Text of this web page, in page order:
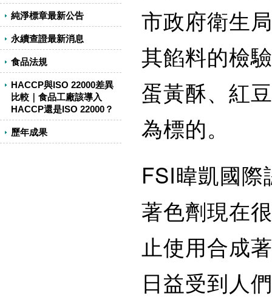
純淨標章最新公告
永續查證最新消息
食品法規
HACCP與ISO 22000差異
比較｜食品工廠該導入
HACCP還是ISO 22000？
歷年成果
市政府衛生
其餡料的檢
蛋黃酥、紅
為標的。
FSI暐凱國
著色劑現在
止使用合成
日益受到人